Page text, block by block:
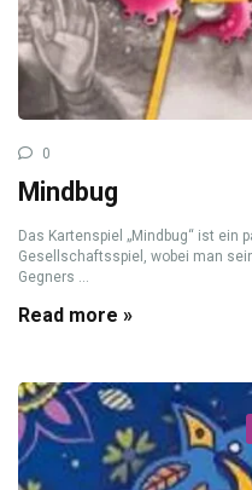
0
Mindbug
Das Kartenspiel „Mindbug“ ist ein
Gesellschaftsspiel, wobei man
Gegners ...
Read more »